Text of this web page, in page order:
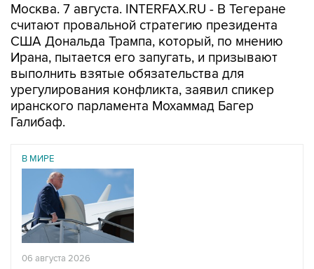
Москва. 7 августа. INTERFAX.RU - В Тегеране
считают провальной стратегию президента
США Дональда Трампа, который, по мнению
Ирана, пытается его запугать, и призывают
выполнить взятые обязательства для
урегулирования конфликта, заявил спикер
иранского парламента Мохаммад Багер
Галибаф.
В МИРЕ
06 августа 2026